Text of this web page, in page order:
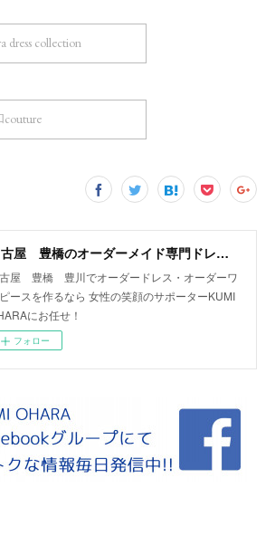
dress collection
couture
名古屋 豊橋のオーダーメイド専門ドレスデザイナー KUMI OHARA
屋 豊橋 豊川でオーダードレス・オーダーワ
ースを作るなら 女性の笑顔のサポーターKUMI
にお任せ！
フォロー